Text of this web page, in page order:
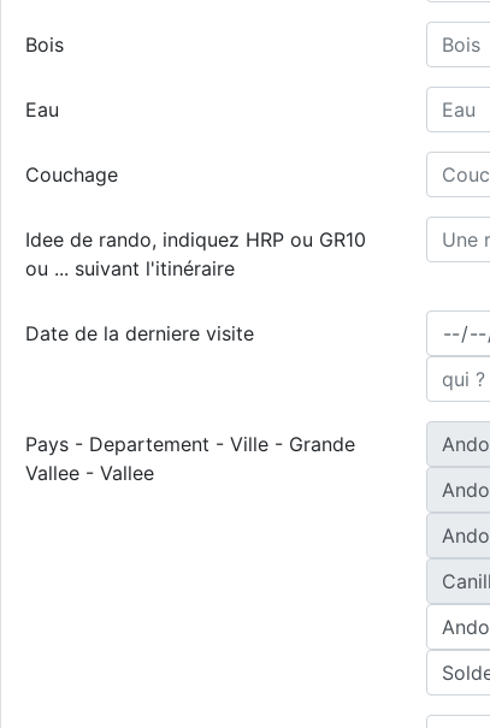
Bois
Eau
Couchage
Idee de rando, indiquez HRP ou GR10
ou ... suivant l'itinéraire
Date de la derniere visite
Pays - Departement - Ville - Grande
Vallee - Vallee